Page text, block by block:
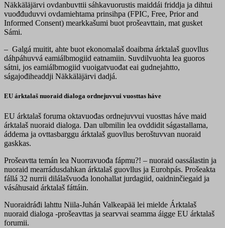
Näkkäläjärvi ovdanbuvttii sáhkavuorustis maiddái friddja ja dihtui
vuođđuduvvi ovdamiehtama prinsihpa (FPIC, Free, Prior and
Informed Consent) mearkkašumi buot prošeavttain, mat gusket
Sámi.
– Galgá muitit, ahte buot ekonomalaš doaibma árktalaš guovllus
dáhpáhuvvá eamiálbmogiid eatnamiin. Suvdilvuohta lea guoros
sátni, jos eamiálbmogiid vuoigatvuođat eai gudnejahtto,
ságajođiheaddji Näkkäläjärvi dadjá.
EU árktalaš nuoraid dialoga ordnejuvvui vuosttas háve
EU árktalaš foruma oktavuođas ordnejuvvui vuosttas háve maid
árktalaš nuoraid dialoga. Dan ulbmilin lea ovddidit ságastallama,
áddema ja ovttasbarggu árktalaš guovllus beroštuvvan nuoraid
gaskkas.
Prošeavtta temán lea Nuorravuođa fápmu?! – nuoraid oassálastin ja
nuoraid mearrádusdahkan árktalaš guovllus ja Eurohpás. Prošeakta
fállá 32 nurrii dilálašvuođa lonohallat jurdagiid, oaidninčiegaid ja
vásáhusaid árktalaš fáttáin.
Nuoraidráđi lahttu Niila-Juhán Valkeapää lei mielde Árktalaš
nuoraid dialoga -prošeavttas ja searvvai seamma áigge EU árktalaš
forumii.